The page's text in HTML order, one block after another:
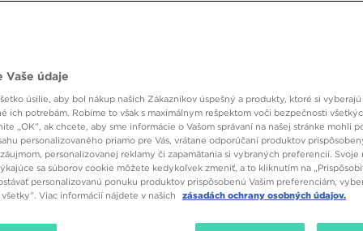
po modeloch vyrobených z bavlny. Sú najlepšou voľbou na každý deň.
Taktiež má hygroskopické vlastnosti, takže môže sať pot bez toho
JD ponúka módne bavlnené tričká pre mužov, ženy a deti.
a v oranžovom farebnom vyhotovení. Trendové tričko vo vašej
bundou alebo inou bundou. Bavlnené tričko môže tiež dopĺňať
odznačiek Nike
tenších vrstiev je lepšie ako iba jednu hrubú!
rokmi? Ak odpoveď je áno, potrebujete si pridať do vášho šatníka
farbách, ľahko ich môžete zladiť s rôznymi outfitmi. Môžete si
Ak máte radi jednofarebné tričká, stále máte mnoho možností
skombinujte model, ktorý si vyberiete s teplákmi a mikinou na
super retro look. Je to tiež dobrá voľba na tréning, jogging
Vaše údaje
úsilie, aby bol nákup našich Zákazníkov úspešný a produkty, ktoré si vyberajú
ich potrebám. Robíme to však s maximálnym rešpektom voči bezpečnosti
„OK”, ak chcete, aby sme informácie o Vašom správaní na našej stránke mohli
personalizovaného priamo pre Vás, vrátane odporúčaní produktov
personalizovanej reklamy či zapamätania si vybraných preferencií. Svoje
sa súborov cookie môžete kedykoľvek zmeniť, a to kliknutím na
personalizovanú ponuku produktov prispôsobenú Vašim preferenciám,
Viac informácií nájdete v našich
zásadách ochrany osobných údajov.